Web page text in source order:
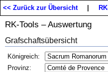
<< Zurück zur Übersicht
RK-Tools – Auswertung
Grafschaftsübersicht
Königreich:
Provinz: